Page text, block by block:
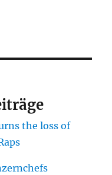
the loss of